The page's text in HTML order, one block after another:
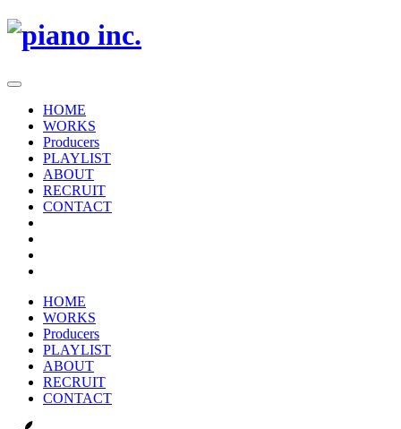
HOME
WORKS
Producers
PLAYLIST
ABOUT
RECRUIT
CONTACT
HOME
WORKS
Producers
PLAYLIST
ABOUT
RECRUIT
CONTACT